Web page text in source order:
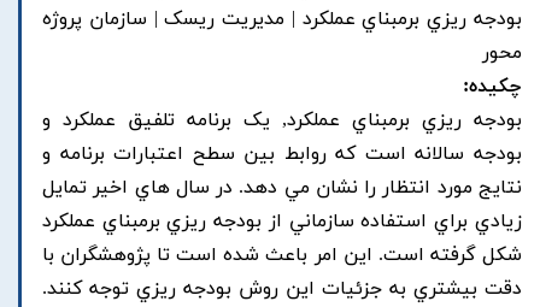
بودجه ريزي برمبناي عملکرد | مديريت ريسک | سازمان پروژه
محور
چکیده:
بودجه ريزي برمبناي عملکرد, يک برنامه تلفيق عملکرد و
بودجه سالانه است که روابط بين سطح اعتبارات برنامه و
نتايج مورد انتظار را نشان مي دهد. در سال هاي اخير تمايل
زيادي براي استفاده سازماني از بودجه ريزي برمبناي عملکرد
شکل گرفته است. اين امر باعث شده است تا پژوهشگران با
دقت بيشتري به جزئيات اين روش بودجه ريزي توجه کنند.